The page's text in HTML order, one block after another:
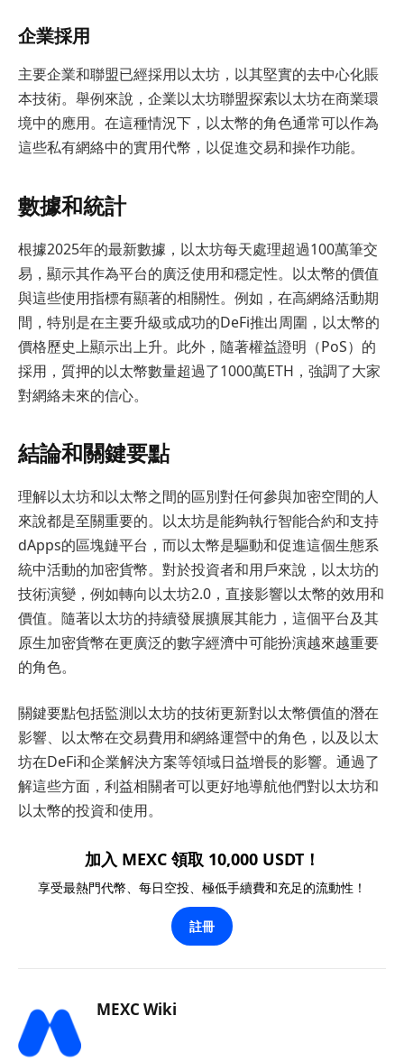
企業採用
主要企業和聯盟已經採用以太坊，以其堅實的去中心化賬
本技術。舉例來說，企業以太坊聯盟探索以太坊在商業環
境中的應用。在這種情況下，以太幣的角色通常可以作為
這些私有網絡中的實用代幣，以促進交易和操作功能。
數據和統計
根據2025年的最新數據，以太坊每天處理超過100萬筆交
易，顯示其作為平台的廣泛使用和穩定性。以太幣的價值
與這些使用指標有顯著的相關性。例如，在高網絡活動期
間，特別是在主要升級或成功的DeFi推出周圍，以太幣的
價格歷史上顯示出上升。此外，隨著權益證明（PoS）的
採用，質押的以太幣數量超過了1000萬ETH，強調了大家
對網絡未來的信心。
結論和關鍵要點
理解以太坊和以太幣之間的區別對任何參與加密空間的人
來說都是至關重要的。以太坊是能夠執行智能合約和支持
dApps的區塊鏈平台，而以太幣是驅動和促進這個生態系
統中活動的加密貨幣。對於投資者和用戶來說，以太坊的
技術演變，例如轉向以太坊2.0，直接影響以太幣的效用和
價值。隨著以太坊的持續發展擴展其能力，這個平台及其
原生加密貨幣在更廣泛的數字經濟中可能扮演越來越重要
的角色。
關鍵要點包括監測以太坊的技術更新對以太幣價值的潛在
影響、以太幣在交易費用和網絡運營中的角色，以及以太
坊在DeFi和企業解決方案等領域日益增長的影響。通過了
解這些方面，利益相關者可以更好地導航他們對以太坊和
以太幣的投資和使用。
加入 MEXC 領取 10,000 USDT！
享受最熱門代幣、每日空投、極低手續費和充足的流動性！
註冊
MEXC Wiki